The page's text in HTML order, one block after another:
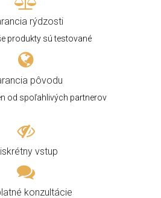
rýdzosti
produkty sú testované
pôvodu
od spoľahlivých partnerov
vstup
konzultácie